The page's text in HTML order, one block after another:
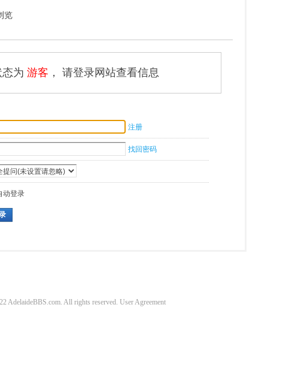
览
为 游客 ， 请登录网站查看信息
注册
找回密码
动登录
AdelaideBBS.com. All rights reserved. User Agreement